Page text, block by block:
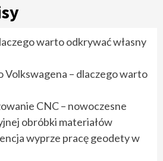
warto odkrywać własny
Volkswagena – dlaczego warto
CNC – nowoczesne
obróbki materiałów
wyprze pracę geodety w